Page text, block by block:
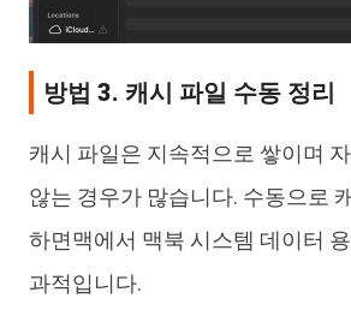
방법 3. 캐시 파일 수동 정리
캐시 파일은 지속적으로 쌓이며
않는 경우가 많습니다. 수동으로
하면맥에서 맥북 시스템 데이터
과적입니다.